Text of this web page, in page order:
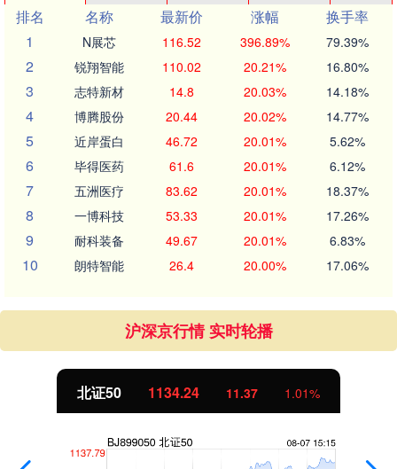
排名
名称 最新价 涨幅
换手率
1
N展芯 116.52 396.89% 79.39%
2 锐翔智能 110.02 20.21% 16.80%
3 志特新材 14.8 20.03% 14.18%
4 博腾股份 20.44 20.02% 14.77%
5 近岸蛋白 46.72 20.01% 5.62%
6 毕得医药 61.6 20.01% 6.12%
7 五洲医疗 83.62 20.01% 18.37%
8 一博科技 53.33 20.01% 17.26%
9 耐科装备 49.67 20.01% 6.83%
10 朗特智能 26.4 20.00% 17.06%
沪深京行情 实时轮播
北证50 1134.24 11.37 1.01%